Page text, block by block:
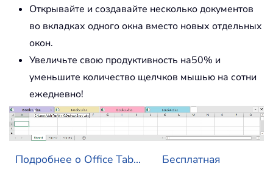
Открывайте и создавайте несколько документов
во вкладках одного окна вместо новых отдельных
окон.
Увеличьте свою продуктивность на50% и
уменьшите количество щелчков мышью на сотни
ежедневно!
Подробнее о Office Tab...
Бесплатная